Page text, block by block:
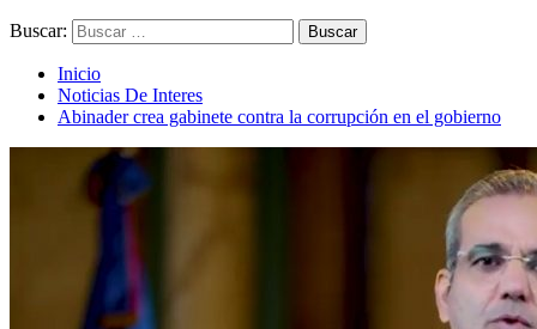
Buscar:
Inicio
Noticias De Interes
Abinader crea gabinete contra la corrupción en el gobierno